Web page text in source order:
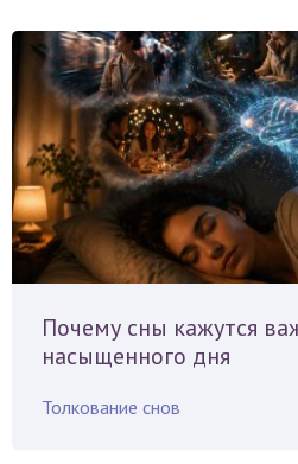
Почему сны кажутся
насыщенного дня
Толкование снов